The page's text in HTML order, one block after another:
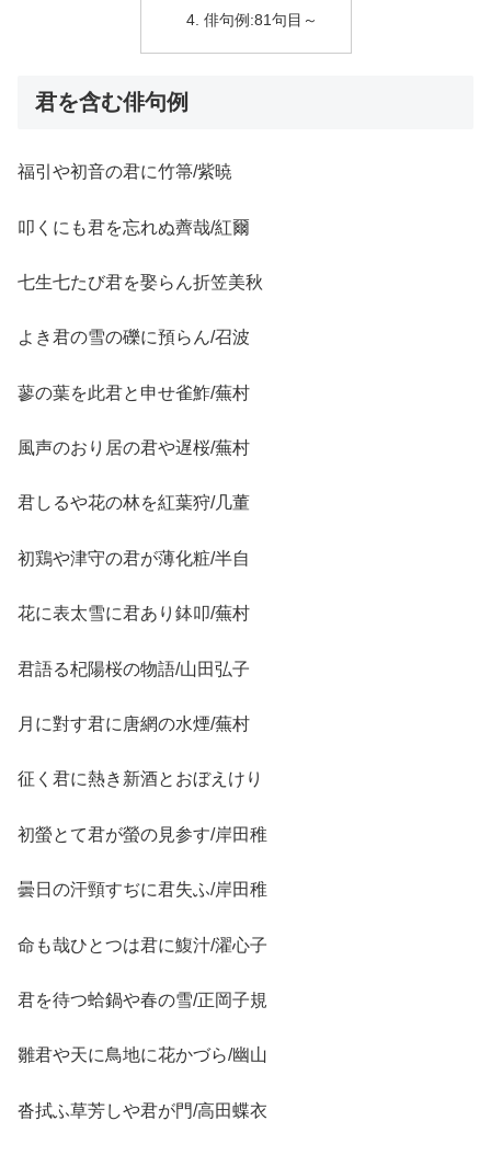
俳句例:81句目～
君を含む俳句例
福引や初音の君に竹箒/紫暁
叩くにも君を忘れぬ薺哉/紅爾
七生七たび君を娶らん折笠美秋
よき君の雪の礫に預らん/召波
蓼の葉を此君と申せ雀鮓/蕪村
風声のおり居の君や遅桜/蕪村
君しるや花の林を紅葉狩/几董
初鶏や津守の君が薄化粧/半自
花に表太雪に君あり鉢叩/蕪村
君語る杞陽桜の物語/山田弘子
月に對す君に唐網の水煙/蕪村
征く君に熱き新酒とおぼえけり
初螢とて君が螢の見参す/岸田稚
曇日の汗頸すぢに君失ふ/岸田稚
命も哉ひとつは君に鰒汁/濯心子
君を待つ蛤鍋や春の雪/正岡子規
雛君や天に鳥地に花かづら/幽山
沓拭ふ草芳しや君が門/高田蝶衣